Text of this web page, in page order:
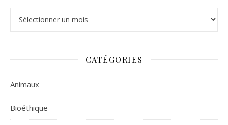
CATÉGORIES
Animaux
Bioéthique